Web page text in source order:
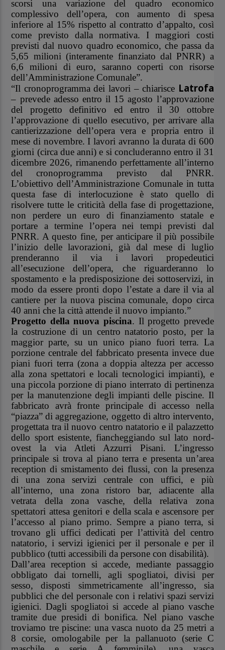
scorsi una variazione del quadro economico
complessivo dell’opera, con aumento di spesa
inferiore al 15% rispetto al contratto d’appalto, così
come previsto dalla normativa. I maggiori costi
previsti dal nuovo quadro economico, che passa da
5,65 milioni (interamente finanziato dal PNRR) a
6,6 milioni di euro, saranno coperti con risorse
dell’Amministrazione Comunale”.
“Il cronoprogramma dei lavori – chiarisce Latrofa
– prevede adesso entro il 15 agosto l’approvazione
del progetto definitivo ed entro il 30 ottobre
l’approvazione di quello esecutivo, per arrivare alla
cantierizzazione dell’opera vera e propria entro il
mese di novembre. I lavori avranno la durata di 600
giorni (circa due anni) e si concluderanno entro il 31
dicembre 2026, rimanendo perfettamente all’interno
del cronoprogramma previsto dal PNRR.
L’obiettivo dell’Amministrazione Comunale in tutta
questa fase di interlocuzione è stato quello di
risolvere tutte le criticità della fase di progettazione,
non perdere un euro di finanziamento statale e
portare a termine l’opera nei tempi previsti dal
PNRR. A questo fine, per anticipare il più possibile
l’inizio delle lavorazioni, già dal mese di luglio
prenderanno il via i lavori propedeutici
all’esecuzione dell’opera, che riguarderanno lo
spostamento e la predisposizione dei sottoservizi, in
modo da essere pronti dopo l’estate a dare il via al
cantiere per la nuova piscina comunale, dopo circa
40 anni che la città attende il nuovo impianto.”
Progetto della nuova piscina. Il progetto prevede
la costruzione di un centro natatorio posto, per la
maggior parte, su un unico piano fuori terra. La
porzione centrale del fabbricato presenta invece due
piani fuori terra (zona a doppia altezza per accesso
alla zona spettatori e locali tecnologici impianti), e
una piccola porzione di piano interrato di pertinenza
per la manutenzione degli impianti delle piscine. Il
fabbricato avrà fronte principale di accesso nella
“piazza” di aggregazione, oggetto di altro intervento,
progettata tra il nuovo centro natatorio e il palazzetto
dello sport esistente, fiancheggiando sul lato nord-
ovest la via Atleti Azzurri Pisani. L’ingresso
principale si trova al piano terra e presenta un’area
reception di smistamento dei flussi, con la presenza
di una zona servizi centrale con uffici, e più
all’interno, una zona ristoro bar, adiacente alla
vetrata della zona vasche, della relativa zona
spettatori attesa genitori e della scala e ascensore per
l’accesso al piano primo. Sempre a piano terra, si
trovano gli uffici dedicati per l’attività del centro
natatorio, i servizi igienici per il personale e per il
pubblico (tutti accessibili da persone con disabilità).
Dall’area reception si accede, mediante passaggio
obbligato dai tornelli, agli spogliatoi, divisi per
sesso, disposti simmetricamente all’ingresso, sia
pubblici che del personale con i relativi spazi servizi
igienici. Dagli spogliatoi si accede al piano vasche
tramite due presidi di bonifica. Nel piano vasche
troviamo tre piscine: una vasca nuoto da 25 metri a
8 corsie, omologabile per la pallanuoto (serie C